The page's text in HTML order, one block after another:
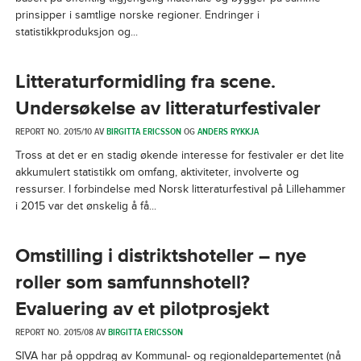
prinsipper i samtlige norske regioner. Endringer i
statistikkproduksjon og...
Litteraturformidling fra scene.
Undersøkelse av litteraturfestivaler
REPORT NO. 2015/10 AVBIRGITTA ERICSSONOGANDERS RYKKJA
Tross at det er en stadig økende interesse for festivaler er det lite
akkumulert statistikk om omfang, aktiviteter, involverte og
ressurser. I forbindelse med Norsk litteraturfestival på Lillehammer
i 2015 var det ønskelig å få...
Omstilling i distriktshoteller – nye
roller som samfunnshotell?
Evaluering av et pilotprosjekt
REPORT NO. 2015/08 AVBIRGITTA ERICSSON
SIVA har på oppdrag av Kommunal- og regionaldepartementet (nå